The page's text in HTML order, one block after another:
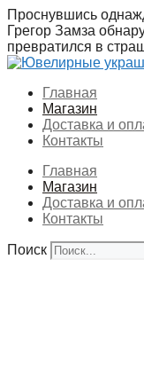
Перейти
к
содержимому
Проснувшись
Грегор Замза
превратился в
Главная
Магазин
Доставка и
Контакты
Главная
Магазин
Доставка и
Контакты
Поиск